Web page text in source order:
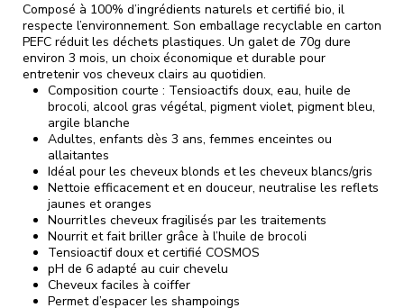
Composé à 100% d’ingrédients naturels et certifié bio, il
respecte l’environnement. Son emballage recyclable en carton
PEFC réduit les déchets plastiques. Un galet de 70g dure
environ 3 mois, un choix économique et durable pour
entretenir vos cheveux clairs au quotidien.
Composition courte : Tensioactifs doux, eau, huile de
brocoli, alcool gras végétal, pigment violet, pigment bleu,
argile blanche
Adultes, enfants dès 3 ans, femmes enceintes ou
allaitantes
Idéal pour les cheveux blonds et les cheveux blancs/gris
Nettoie efficacement et en douceur, neutralise les reflets
jaunes et oranges
Nourrit les cheveux fragilisés par les traitements
Nourrit et fait briller grâce à l’huile de brocoli
Tensioactif doux et certifié COSMOS
pH de 6 adapté au cuir chevelu
Cheveux faciles à coiffer
Permet d’espacer les shampoings